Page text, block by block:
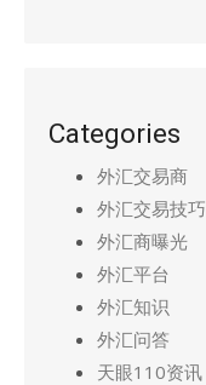
Categories
外汇交易商
外汇交易技巧
外汇商曝光
外汇平台
外汇知识
外汇问答
天眼110资讯